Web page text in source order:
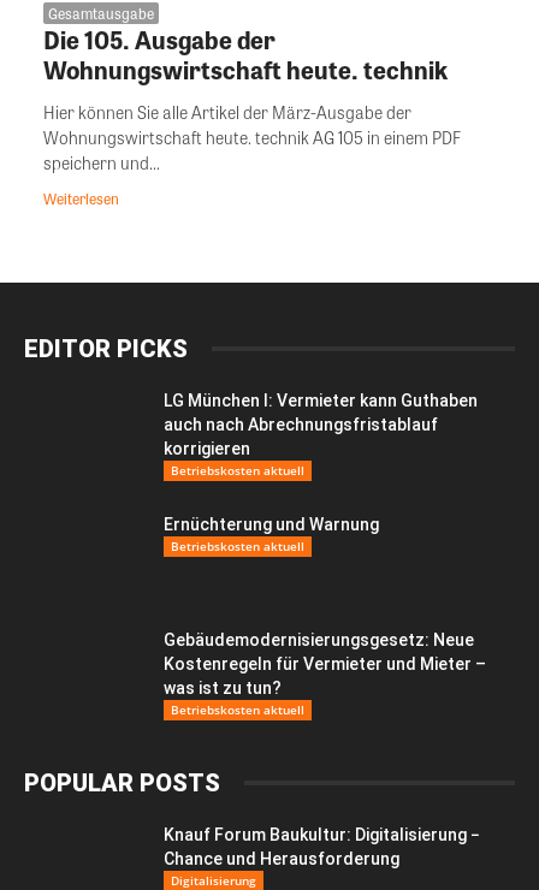
Gesamtausgabe
Die 105. Ausgabe der
Wohnungswirtschaft heute. technik
Hier können Sie alle Artikel der März-Ausgabe der
Wohnungswirtschaft heute. technik AG 105 in einem PDF
speichern und...
Weiterlesen
EDITOR PICKS
LG München I: Vermieter kann Guthaben
auch nach Abrechnungsfristablauf
korrigieren
Betriebskosten aktuell
Ernüchterung und Warnung
Betriebskosten aktuell
Gebäudemodernisierungsgesetz: Neue
Kostenregeln für Vermieter und Mieter –
was ist zu tun?
Betriebskosten aktuell
POPULAR POSTS
Knauf Forum Baukultur: Digitalisierung −
Chance und Herausforderung
Digitalisierung